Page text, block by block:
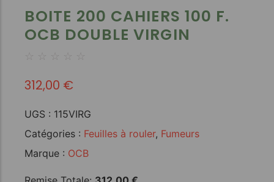
BOITE 200 CAHIERS 100 F.
OCB DOUBLE VIRGIN
☆ ☆ ☆ ☆ ☆
312,00 €
UGS : 115VIRG
Catégories : Feuilles à rouler, Fumeurs
Marque : OCB